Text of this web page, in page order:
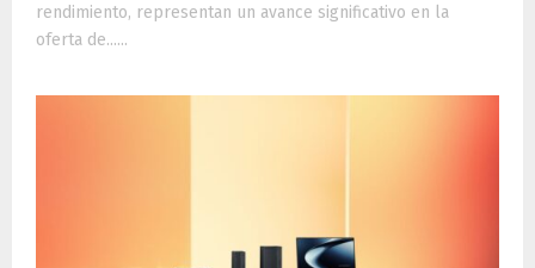
rendimiento, representan un avance significativo en la
oferta de......